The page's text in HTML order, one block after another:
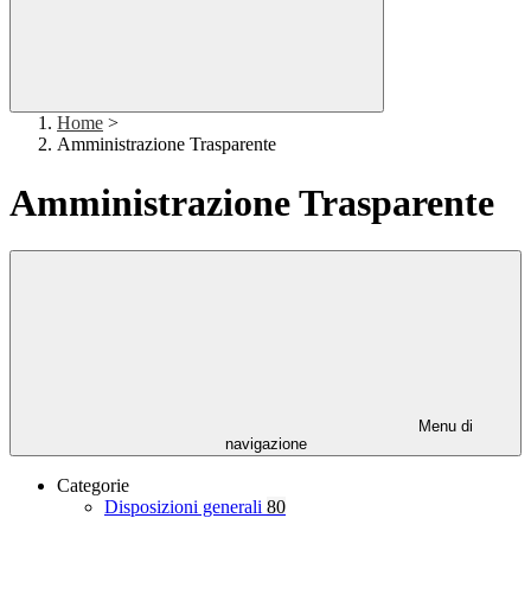
Home >
Amministrazione Trasparente
Amministrazione Trasparente
Menu di
navigazione
Categorie
Disposizioni generali 80